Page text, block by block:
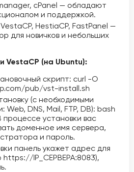
cPanel — обладают
и поддержкой.
VestaCP, HestiaCP, FastPanel —
для новичков и небольших
VestaCP (на Ubuntu):
скрипт: curl -O
pub/vst-install.sh
(с необходимыми
Web, DNS, Mail, FTP, DB): bash
установки вас
доменное имя сервера,
и пароль.
панель укажет адрес для
https://IP_СЕРВЕРА:8083),